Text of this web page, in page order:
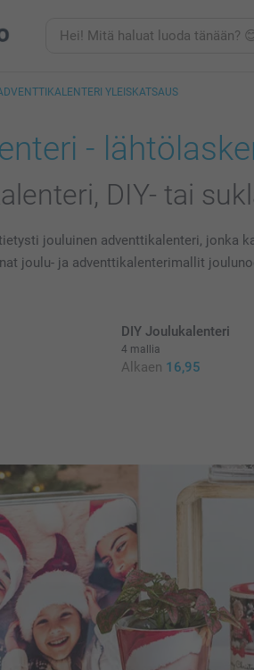
YLEISKATSAUS
-
DIY- tai
jouluinen adventtikalenteri, jonka
joulu- ja adventtikalenterimallit
DIY Joulukalenteri
4 mallia
Alkaen 16,95